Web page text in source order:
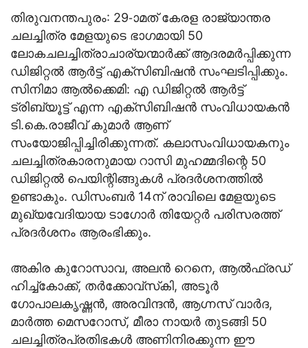
തിരുവനന്തപുരം: 29-ാമത് കേരള രാജ്യാന്തര
ചലച്ചിത്ര മേളയുടെ ഭാഗമായി 50
ലോകചലച്ചിത്രാചാര്യന്മാർക്ക് ആദരമർപ്പിക്കുന്ന
ഡിജിറ്റൽ ആർട്ട് എക്സിബിഷൻ സംഘടിപ്പിക്കും.
സിനിമാ ആൽക്കെമി: എ ഡിജിറ്റൽ ആർട്ട്
ട്രിബ്യൂട്ട് എന്ന എക്സിബിഷൻ സംവിധായകൻ
ടി.കെ.രാജീവ് കുമാർ ആണ്
സംയോജിപ്പിച്ചിരിക്കുന്നത്. കലാസംവിധായകനും
ചലച്ചിത്രകാരനുമായ റാസി മുഹമ്മദിന്റെ 50
ഡിജിറ്റൽ പെയിന്റിങ്ങുകൾ പ്രദർശനത്തിൽ
ഉണ്ടാകും. ഡിസംബർ 14ന് രാവിലെ മേളയുടെ
മുഖ്യവേദിയായ ടാഗോർ തിയേറ്റർ പരിസരത്ത്
പ്രദർശനം ആരംഭിക്കും.
അകിര കുറോസാവ, അലൻ റെനെ, ആൽഫ്രഡ്
ഹിച്ച്കോക്ക്, തർക്കോവ്സ്‌കി, അടൂർ
ഗോപാലകൃഷ്ണൻ, അരവിന്ദൻ, ആഗ്നസ് വാർദ,
മാർത്ത മെസറോസ്, മീരാ നായർ തുടങ്ങി 50
ചലച്ചിത്രപ്രതിഭകൾ അണിനിരക്കുന്ന ഈ